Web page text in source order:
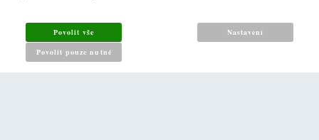
Jak nakupovat
Reklamační řád
Zásady pro nakládání s osobními údaji
Povolit vše
Povolit pouze nutné
Nastavení